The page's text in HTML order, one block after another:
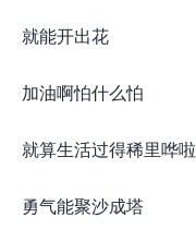
就能开出花
加油啊怕什么怕
就算生活过得稀里哗啦
勇气能聚沙成塔